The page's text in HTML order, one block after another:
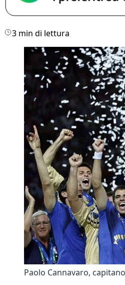
3 min di lettura
Paolo Cannavaro,